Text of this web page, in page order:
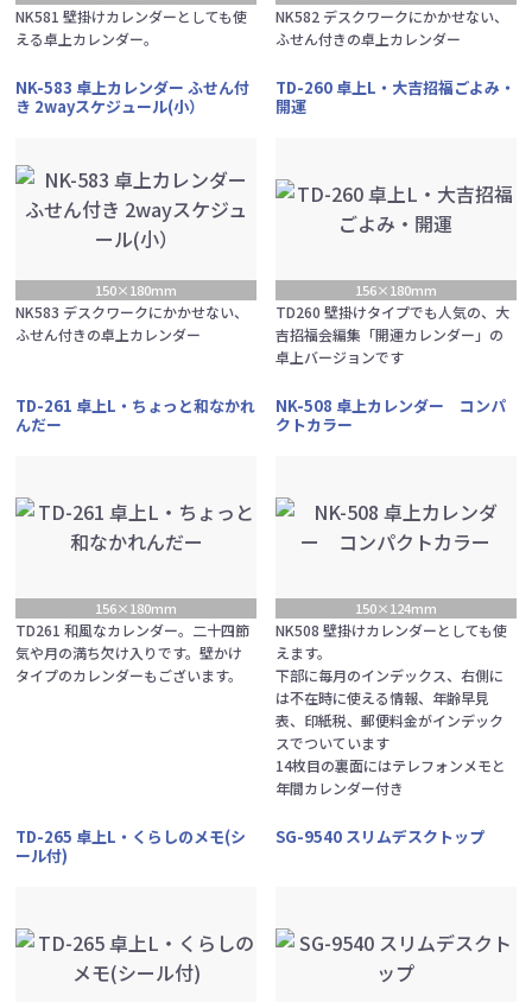
NK581 壁掛けカレンダーとしても使
える卓上カレンダー。
NK582 デスクワークにかかせない、
ふせん付きの卓上カレンダー
NK-583 卓上カレンダー ふせん付
き 2wayスケジュール(小）
150×180mm
NK583 デスクワークにかかせない、
ふせん付きの卓上カレンダー
TD-260 卓上L・大吉招福ごよみ・
開運
156×180mm
TD260 壁掛けタイプでも人気の、大
吉招福会編集「開運カレンダー」の
卓上バージョンです
TD-261 卓上L・ちょっと和なかれ
んだー
156×180mm
TD261 和風なカレンダー。二十四節
気や月の満ち欠け入りです。壁かけ
タイプのカレンダーもございます。
NK-508 卓上カレンダー コンパ
クトカラー
150×124mm
NK508 壁掛けカレンダーとしても使
えます。
下部に毎月のインデックス、右側に
は不在時に使える情報、年齢早見
表、印紙税、郵便料金がインデック
スでついています
14枚目の裏面にはテレフォンメモと
年間カレンダー付き
TD-265 卓上L・くらしのメモ(シ
ール付)
SG-9540 スリムデスクトップ